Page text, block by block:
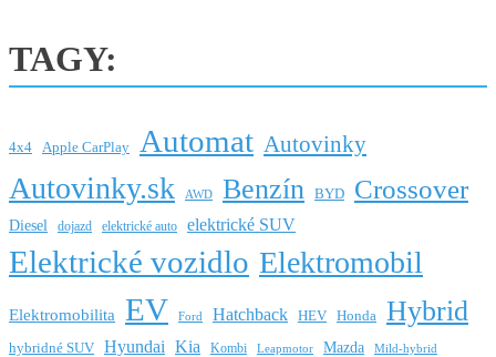
TAGY:
4x4 Apple CarPlay Automat Autovinky
Autovinky.sk AWD Benzín BYD Crossover
Diesel dojazd elektrické auto elektrické SUV
Elektrické vozidlo Elektromobil
Elektromobilita EV Ford Hatchback HEV Honda Hybrid
hybridné SUV Hyundai Kia Kombi Leapmotor Mazda Mild-hybrid